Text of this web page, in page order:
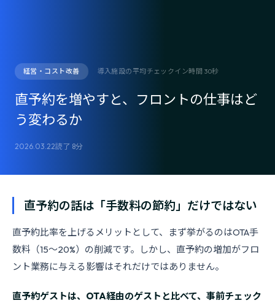
経営・コスト改善 導入施設の平均チェックイン時間 30秒
直予約を増やすと、フロントの仕事はど
う変わるか
2026.03.22読了 8分
直予約の話は「手数料の節約」だけではない
直予約比率を上げるメリットとして、まず挙がるのはOTA手
数料（15〜20%）の削減です。しかし、直予約の増加がフロ
ント業務に与える影響はそれだけではありません。
直予約ゲストは、OTA経由のゲストと比べて、事前チェック